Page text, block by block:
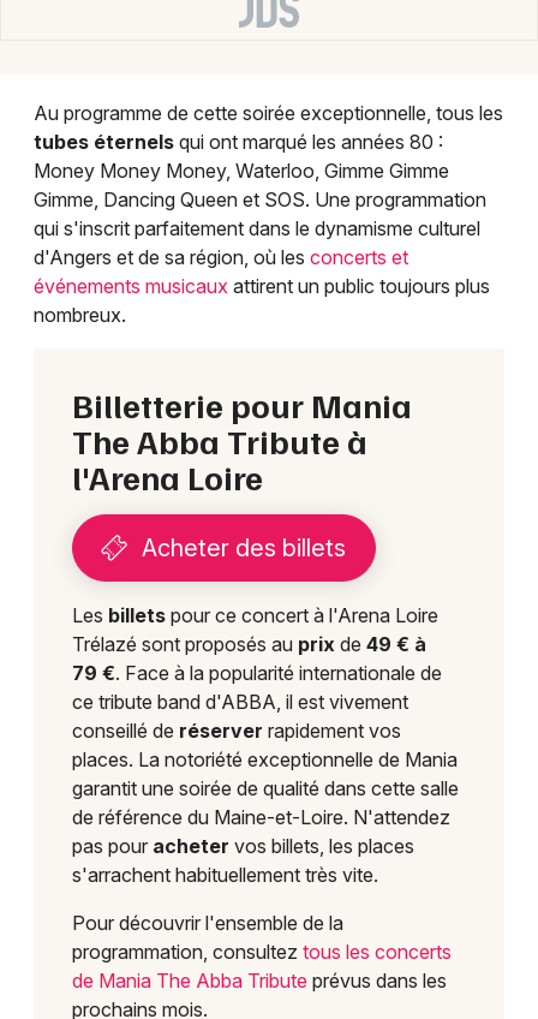
Au programme de cette soirée exceptionnelle, tous les
tubes éternels qui ont marqué les années 80 :
Money Money Money, Waterloo, Gimme Gimme
Gimme, Dancing Queen et SOS. Une programmation
qui s'inscrit parfaitement dans le dynamisme culturel
d'Angers et de sa région, où les concerts et
événements musicaux attirent un public toujours plus
nombreux.
Billetterie pour Mania
The Abba Tribute à
l'Arena Loire
Acheter des billets
Les billets pour ce concert à l'Arena Loire
Trélazé sont proposés au prix de 49 € à
79 €. Face à la popularité internationale de
ce tribute band d'ABBA, il est vivement
conseillé de réserver rapidement vos
places. La notoriété exceptionnelle de Mania
garantit une soirée de qualité dans cette salle
de référence du Maine-et-Loire. N'attendez
pas pour acheter vos billets, les places
s'arrachent habituellement très vite.
Pour découvrir l'ensemble de la
programmation, consultez tous les concerts
de Mania The Abba Tribute prévus dans les
prochains mois.